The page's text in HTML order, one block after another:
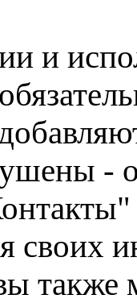
и
-
своих
также